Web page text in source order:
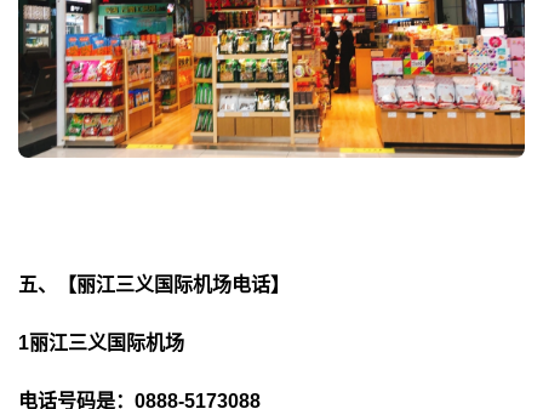
五、【丽江三义国际机场电话】
1丽江三义国际机场
电话号码是：0888-5173088